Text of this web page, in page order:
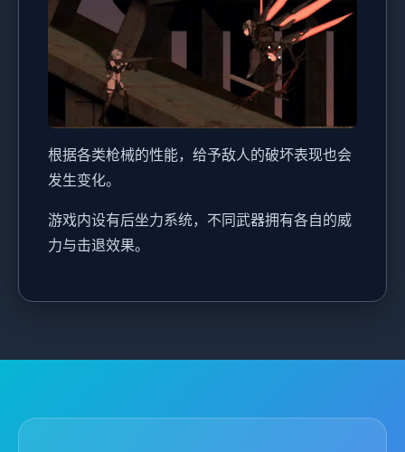
根据各类枪械的性能，给予敌人的破坏表现也会
发生变化。
游戏内设有后坐力系统，不同武器拥有各自的威
力与击退效果。